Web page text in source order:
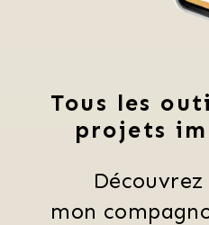
Tous les
projets
Découvrez
mon